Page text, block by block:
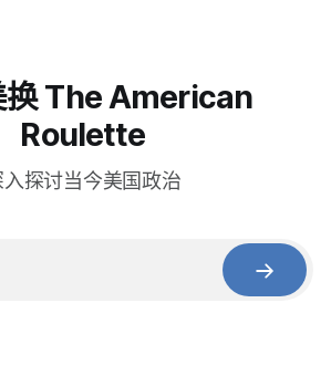
换 The American
Roulette
入探讨当今美国政治